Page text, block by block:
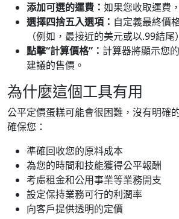
添加可選的運費： 如果您收取運費
選擇四捨五入選項： 自定義最終價
（例如，最接近的美元或以.99結尾
點擊“計算價格”： 計算器將顯示您
建議的售價。
為什麼這個工具有用
公平定價蛋糕可能會很困難，沒有明確
確保您：
準確回收您的原料成本
為您的時間和技能獲得公平報酬
考慮租金和公用事業等業務開支
設定保持業務可行的利潤率
向客戶提供透明的定價